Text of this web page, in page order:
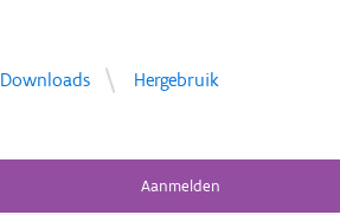
Downloads Hergebruik
Aanmelden